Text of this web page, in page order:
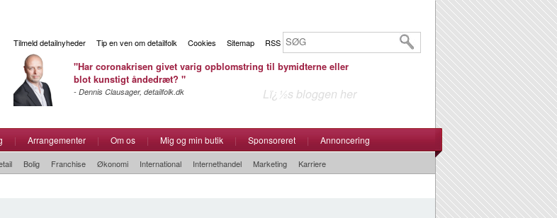
Tilmeld detailnyheder Tip en ven om detailfolk Cookies Sitemap RSS
"Har coronakrisen givet varig opblomstring til bymidterne eller
blot kunstigt åndedræt? "
- Dennis Clausager, detailfolk.dk Lï¿½s bloggen her
| Arrangementer | Om os | Mig og min butik | Sponsoreret | Annoncering
Bolig Franchise Økonomi International Internethandel Marketing Karriere